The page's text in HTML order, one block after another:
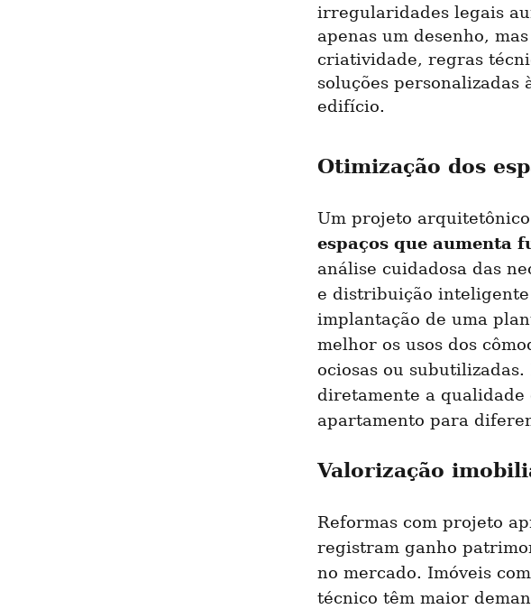
irregularidades legais
apenas um desenho,
criatividade, regras
soluções
edifício.
Otimização dos
Um projeto
espaços que aumenta
análise cuidadosa das
e distribuição inteligente
implantação de uma
melhor os usos dos
ociosas ou
diretamente a
apartamento para
Valorização
Reformas com projeto
registram ganho
no mercado. Imóveis
técnico têm maior